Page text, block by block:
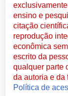
ensino e
citação
reprodução
econômica
escrito da
qualquer parte
da autoria e
Política de